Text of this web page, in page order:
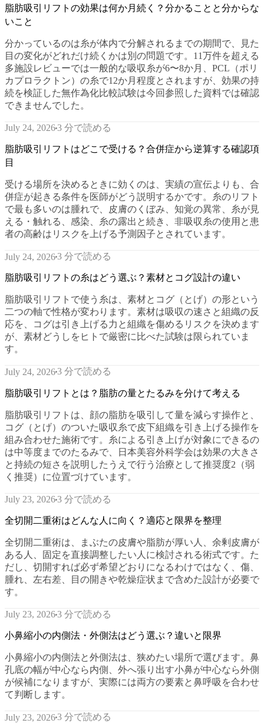
脂肪吸引リフトの効果は何か月続く？分かることと分からな
いこと
分かっているのは糸が体内で分解されるまでの期間で、見た
目の変化がどれだけ続くかは別の問題です。11万件を超える
多施設レビューでは一般的な吸収糸が6〜8か月、PCL（ポリ
カプロラクトン）の糸で12か月程度とされますが、効果の持
続を検証した無作為化比較試験は今回参照した資料では確認
できませんでした。
July 24, 20263 分で読める
脂肪吸引リフトはどこで受ける？合併症から逆算する確認項
目
受ける場所を決めるときに効くのは、実績の宣伝よりも、合
併症が起きる条件を医師がどう説明するかです。糸のリフト
で最も多いのは腫れで、皮膚のくぼみ、知覚の異常、糸が見
える・触れる、感染、糸の露出と続き、非吸収糸の使用と患
者の高齢はリスクを上げる予測因子とされています。
July 24, 20263 分で読める
脂肪吸引リフトの糸はどう選ぶ？素材とコグ設計の違い
脂肪吸引リフトで使う糸は、素材とコグ（とげ）の形という
二つの軸で性格が変わります。素材は吸収の速さと組織の反
応を、コグは引き上げる力と組織を傷めるリスクを決めます
が、素材どうしをヒトで厳密に比べた試験は限られていま
す。
July 24, 20263 分で読める
脂肪吸引リフトとは？脂肪の量とたるみを分けて考える
脂肪吸引リフトは、顔の脂肪を吸引して量を減らす操作と、
コグ（とげ）のついた吸収糸で皮下組織を引き上げる操作を
組み合わせた施術です。糸による引き上げが対象にできるの
は中等度までのたるみで、日本美容外科学会は効果の大きさ
と持続の短さを説明したうえで行う治療として推奨度2（弱
く推奨）に位置づけています。
July 23, 20263 分で読める
全切開二重術はどんな人に向く？適応と限界を整理
全切開二重術は、まぶたの皮膚や脂肪が厚い人、余剰皮膚が
ある人、固定を直接調整したい人に検討される術式です。た
だし、切開すれば必ず希望どおりになるわけではなく、傷、
腫れ、左右差、目の開きや乾燥症状まで含めた設計が必要で
す。
July 23, 20263 分で読める
小鼻縮小の内側法・外側法はどう選ぶ？違いと限界
小鼻縮小の内側法と外側法は、狭めたい場所で選びます。鼻
孔底の幅が中心なら内側、外へ張り出す小鼻が中心なら外側
が候補になりますが、実際には両方の要素と鼻呼吸を合わせ
て判断します。
July 23, 20263 分で読める